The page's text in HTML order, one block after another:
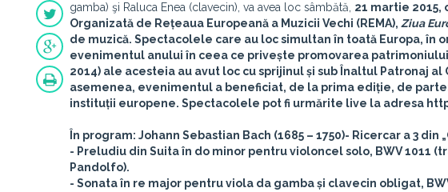
gamba) şi Raluca Enea (clavecin), va avea loc sâmbătă, 21 martie 2015,
Organizată de Rețeaua Europeană a Muzicii Vechi (REMA), Ziua
de muzică. Spectacolele care au loc simultan în toată Europa, în
evenimentul anului în ceea ce privește promovarea
2014) ale acesteia au avut loc cu sprijinul și sub Înaltul Patronaj al
asemenea, evenimentul a beneficiat, de la prima ediție, de
instituții europene. Spectacolele pot fi urmărite live la adresa
În program: Johann Sebastian Bach (1685 – 1750)- Ricercar a 3 din
- Preludiu din Suita în do minor pentru violoncel solo, BWV 1011
Pandolfo).
- Sonata în re major pentru viola da gamba și clavecin obligat,